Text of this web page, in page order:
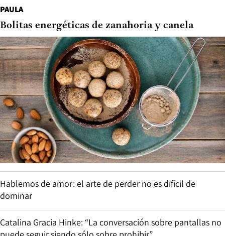
PAULA
Bolitas energéticas de zanahoria y canela
Hablemos de amor: el arte de perder no es difícil de
dominar
Catalina Gracia Hinke: “La conversación sobre pantallas no